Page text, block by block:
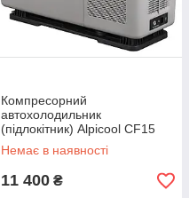
Компресорний
автохолодильник
(підлокітник) Alpicool CF15
(13 літрів). До -20℃. (12, 24
Вольт)
Немає в наявності
11 400 ₴